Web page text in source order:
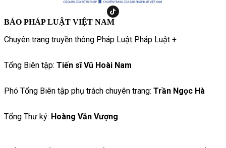
BÁO PHÁP LUẬT VIỆT NAM
Chuyên trang truyền thông Pháp Luật Pháp Luật +
Tổng Biên tập: Tiến sĩ Vũ Hoài Nam
Phó Tổng Biên tập phụ trách chuyên trang: Trần Ngọc Hà
Tổng Thư ký: Hoàng Văn Vượng